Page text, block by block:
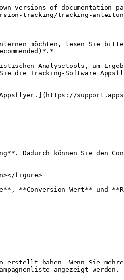
versions of documentation
tracking/tracking-
möchten, lesen Sie bitte
Analysetools, um
die Tracking-Software
Dadurch können Sie den
figure>
**Conversion-Wert** und
haben. Wenn Sie
angezeigt werden.